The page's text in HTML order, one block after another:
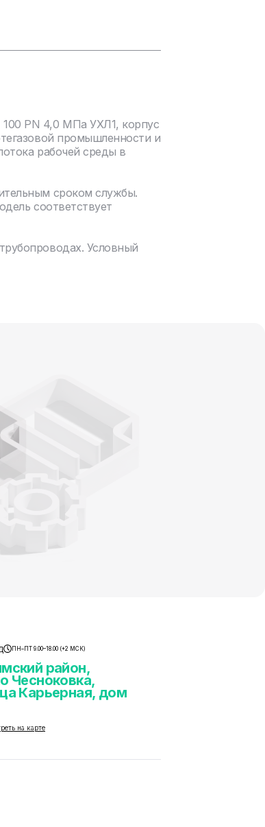
PN 4,0 МПа УХЛ1, корпус
промышленности и
рабочей среды в
сроком службы.
соответствует
Условный
ПН–ПТ 9.00–18.00 (+2 МСК)
район,
Чесноковка,
Карьерная, дом
на карте